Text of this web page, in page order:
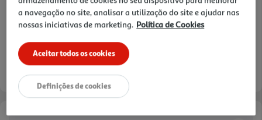
a navegação no site, analisar a utilização do site e ajudar nas
nossas iniciativas de marketing. Política de Cookies
Aceitar todos os cookies
Definições de cookies